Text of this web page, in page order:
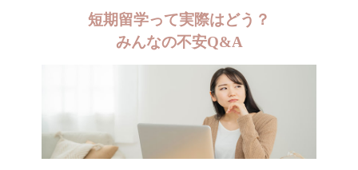
短期留学って実際はどう？
みんなの不安Q&A